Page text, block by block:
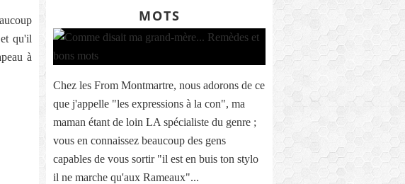
qu'il
à
MOTS
Chez les From Montmartre, nous adorons de ce
que j'appelle "les expressions à la con", ma
maman étant de loin LA spécialiste du genre ;
vous en connaissez beaucoup des gens
capables de vous sortir "il est en buis ton stylo
il ne marche qu'aux Rameaux"...